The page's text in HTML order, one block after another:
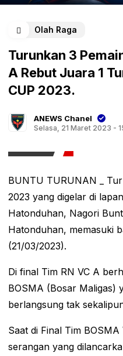
Olah Raga
Turunkan 3
A Rebut Juara 1
CUP 2023.
ANEWS Chanel
Selasa, 21 Maret 2023 -
BUNTU TURUNAN _
2023 yang digelar di
Hatonduhan, Nagori
Hatonduhan, memasuki
(21/03/2023).
Di final Tim RN VC A
BOSMA (Bosar Maligas)
berlangsung tak
Saat di Final Tim
serangan yang